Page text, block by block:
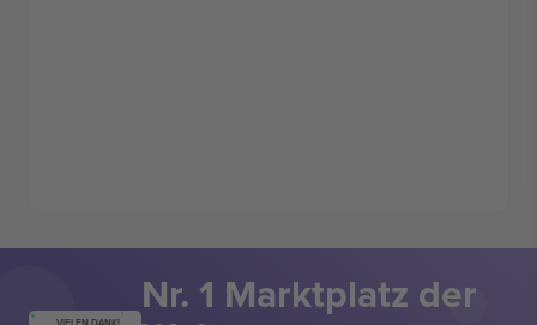
Nr. 1 Marktplatz der